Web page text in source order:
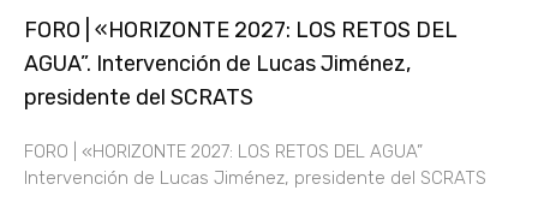
FORO | «HORIZONTE 2027: LOS RETOS DEL
AGUA”. Intervención de Lucas Jiménez,
presidente del SCRATS
FORO | «HORIZONTE 2027: LOS RETOS DEL AGUA”
Intervención de Lucas Jiménez, presidente del SCRATS